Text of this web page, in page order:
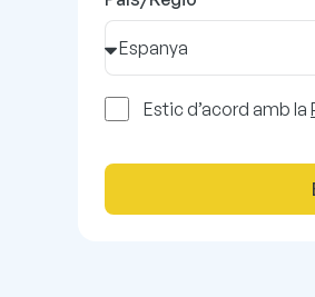
Estic d’acord amb la